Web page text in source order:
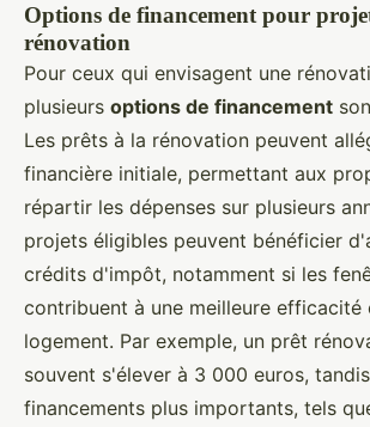
Options de financement pour
rénovation
Pour ceux qui envisagent une
plusieurs options de financement
Les prêts à la rénovation peuvent
financière initiale, permettant aux
répartir les dépenses sur plusieurs
projets éligibles peuvent bénéficier
crédits d'impôt, notamment si les
contribuent à une meilleure efficacité
logement. Par exemple, un prêt
souvent s'élever à 3 000 euros,
financements plus importants, tels